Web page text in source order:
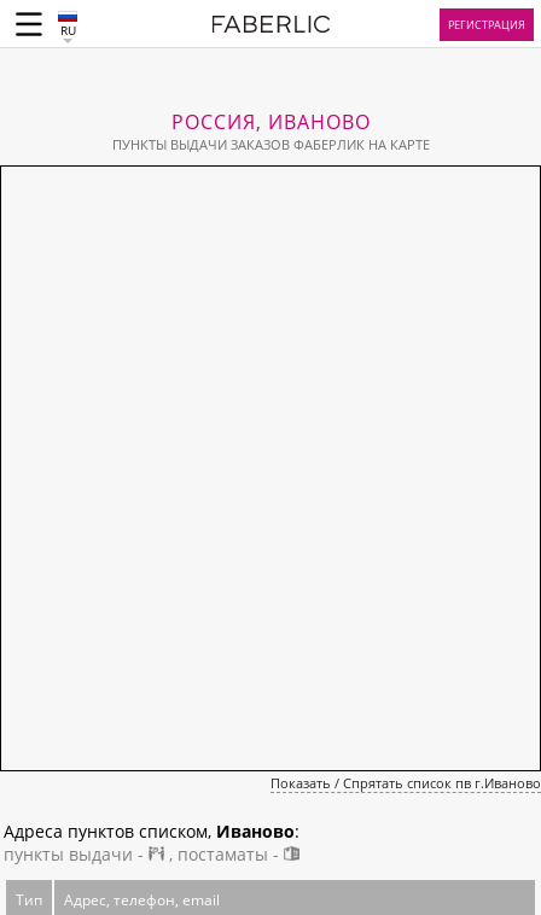
RU РЕГИСТРАЦИЯ
РОССИЯ, ИВАНОВО
ПУНКТЫ ВЫДАЧИ ЗАКАЗОВ ФАБЕРЛИК НА КАРТЕ
Показать / Спрятать список пв г.Иваново
Адреса пунктов списком, Иваново:
пункты выдачи -
, постаматы -
Тип Адрес, телефон, email